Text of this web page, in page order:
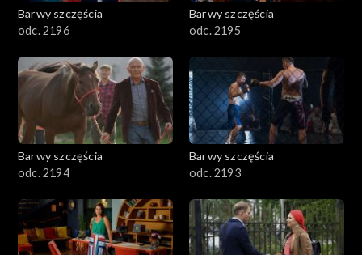
2301–2400
2201–2300
2101–2200
2001–2100
1801–1900
Barwy szczęścia
odc. 2196
Barwy szczęścia
odc. 2195
Barwy szczęścia
odc. 2194
Barwy szczęścia
odc. 2193